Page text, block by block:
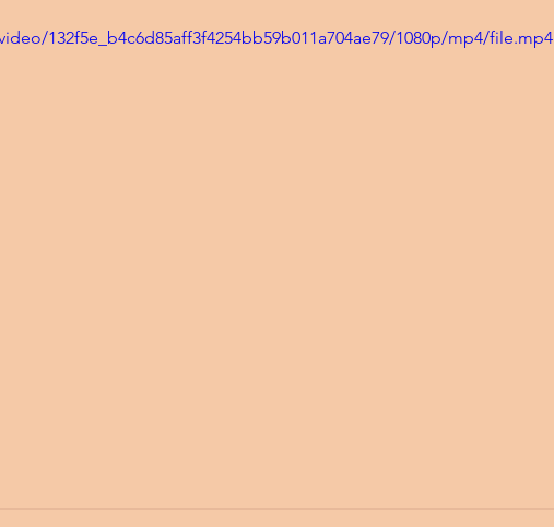
132f5e_b4c6d85aff3f4254bb59b011a704ae79/1080p/mp4/file.mp4